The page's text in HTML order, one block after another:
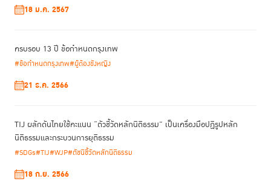
18 ม.ค. 2567
ครบรอบ 13 ปี ข้อกำหนดกรุงเทพ
#ข้อกำหนดกรุงเทพ#ผู้ต้องขังหญิง
21 ธ.ค. 2566
TIJ ผลักดันไทยใช้คะแนน “ตัวชี้วัดหลักนิติธรรม” เป็นเครื่องมือปฏิรูปหลัก
นิติธรรมและกระบวนการยุติธรรม
#SDGs#TIJ#WJP#ดัชนีชี้วัดหลักนิติธรรม
18 ก.ย. 2566